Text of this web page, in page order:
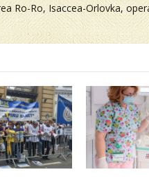
Ro-Ro, Isaccea-Orlovka,